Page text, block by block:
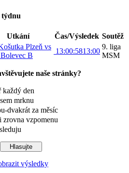
týdnu
Utkání Čas/Výsledek Soutěž
Plzeň vs
B
13:00:5813:00
9. liga
MSM
naše stránky?
každý den
mrknu
dvakrát za měsíc
zrovna vzpomenu
výsledky